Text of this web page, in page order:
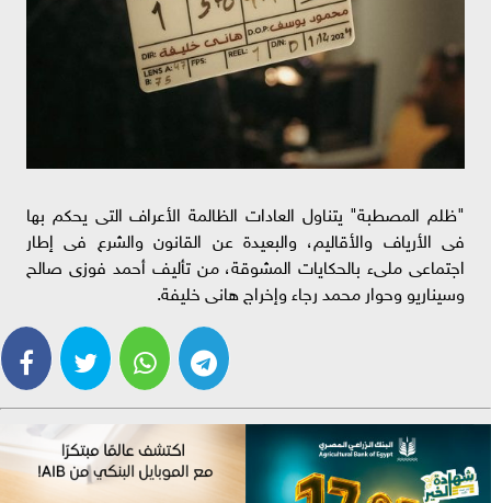
"ظلم المصطبة" يتناول العادات الظالمة الأعراف التى يحكم بها
فى الأرياف والأقاليم، والبعيدة عن القانون والشرع فى إطار
اجتماعى ملىء بالحكايات المشوقة، من تأليف أحمد فوزى صالح
وسيناريو وحوار محمد رجاء وإخراج هانى خليفة.